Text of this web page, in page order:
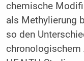
chemische
als Methylierung
so den
chronologischem